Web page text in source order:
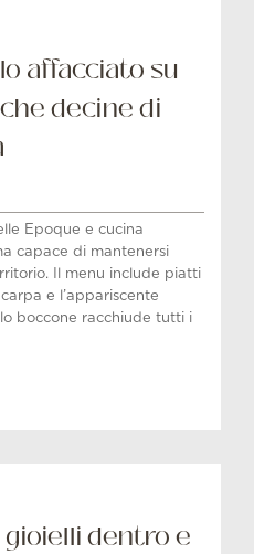
affacciato su
decine di
Epoque e cucina
capace di mantenersi
Il menu include piatti
e l’appariscente
boccone racchiude tutti i
dentro e